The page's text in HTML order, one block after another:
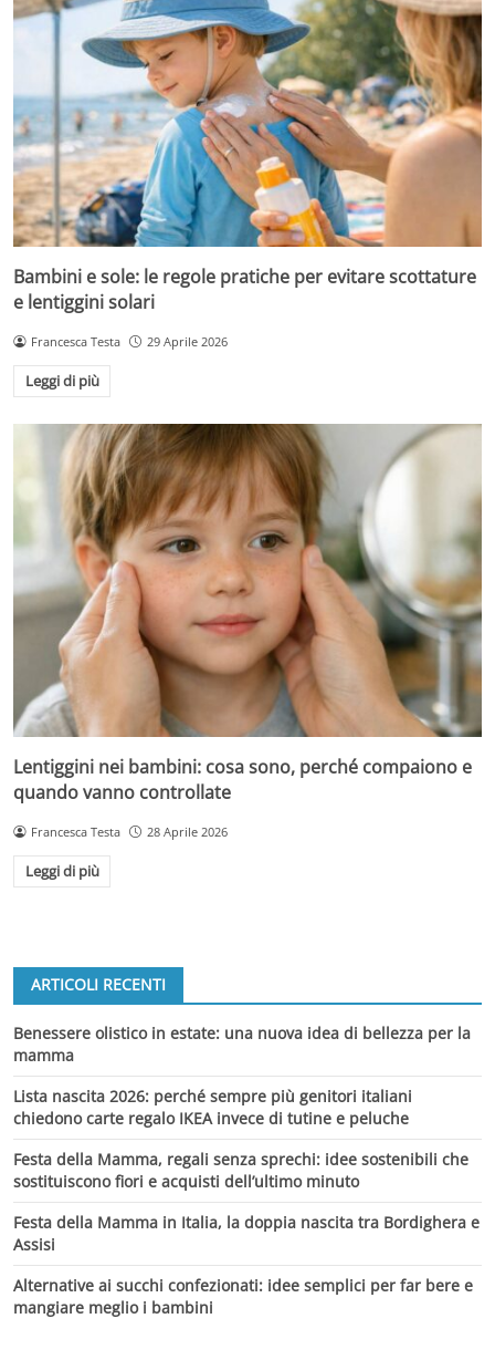
Bambini e sole: le regole pratiche per evitare scottature
e lentiggini solari
Francesca Testa 29 Aprile 2026
Leggi di più
Lentiggini nei bambini: cosa sono, perché compaiono e
quando vanno controllate
Francesca Testa 28 Aprile 2026
Leggi di più
ARTICOLI RECENTI
Benessere olistico in estate: una nuova idea di bellezza per la
mamma
Lista nascita 2026: perché sempre più genitori italiani
chiedono carte regalo IKEA invece di tutine e peluche
Festa della Mamma, regali senza sprechi: idee sostenibili che
sostituiscono fiori e acquisti dell’ultimo minuto
Festa della Mamma in Italia, la doppia nascita tra Bordighera e
Assisi
Alternative ai succhi confezionati: idee semplici per far bere e
mangiare meglio i bambini